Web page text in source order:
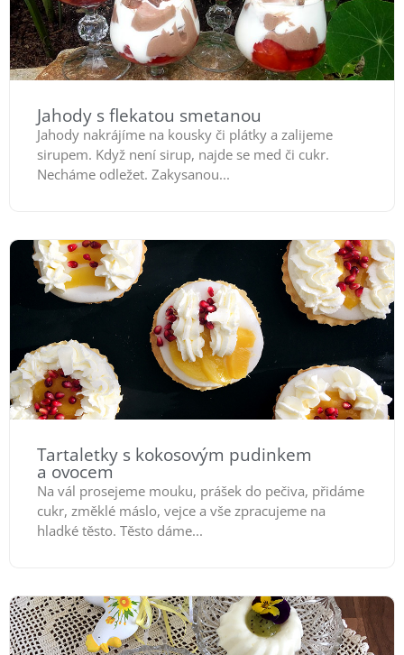
Jahody s flekatou smetanou
Jahody nakrájíme na kousky či plátky a zalijeme
sirupem. Když není sirup, najde se med či cukr.
Necháme odležet. Zakysanou...
Tartaletky s kokosovým pudinkem
a ovocem
Na vál prosejeme mouku, prášek do pečiva, přidáme
cukr, změklé máslo, vejce a vše zpracujeme na
hladké těsto. Těsto dáme...